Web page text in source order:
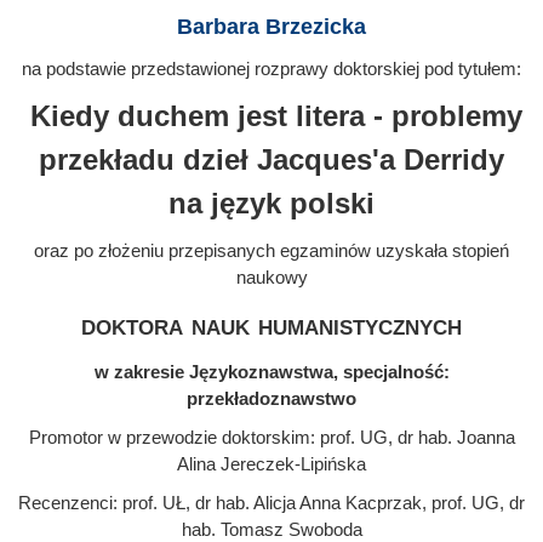
Barbara Brzezicka
na podstawie przedstawionej rozprawy doktorskiej pod tytułem:
Kiedy duchem jest litera - problemy
przekładu dzieł Jacques'a Derridy
na język polski
oraz po złożeniu przepisanych egzaminów uzyskała stopień
naukowy
doktora nauk humanistycznych
w zakresie Językoznawstwa, specjalność:
przekładoznawstwo
Promotor w przewodzie doktorskim: prof. UG, dr hab. Joanna
Alina Jereczek-Lipińska
Recenzenci: prof. UŁ, dr hab. Alicja Anna Kacprzak, prof. UG, dr
hab. Tomasz Swoboda